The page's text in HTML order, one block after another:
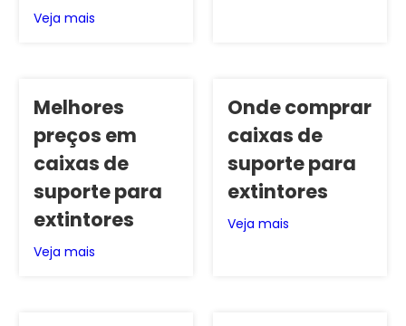
Veja mais
Melhores
preços em
caixas de
suporte para
extintores
Veja mais
Onde comprar
caixas de
suporte para
extintores
Veja mais